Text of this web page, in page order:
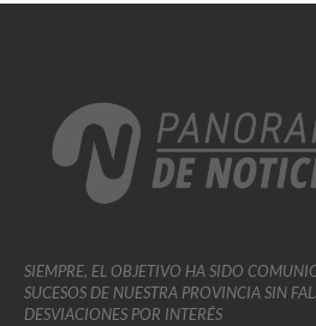
SIEMPRE, EL OBJETIVO HA SIDO
SUCESOS DE NUESTRA PROVINCIA SIN
DESVIACIONES POR INTERÉS